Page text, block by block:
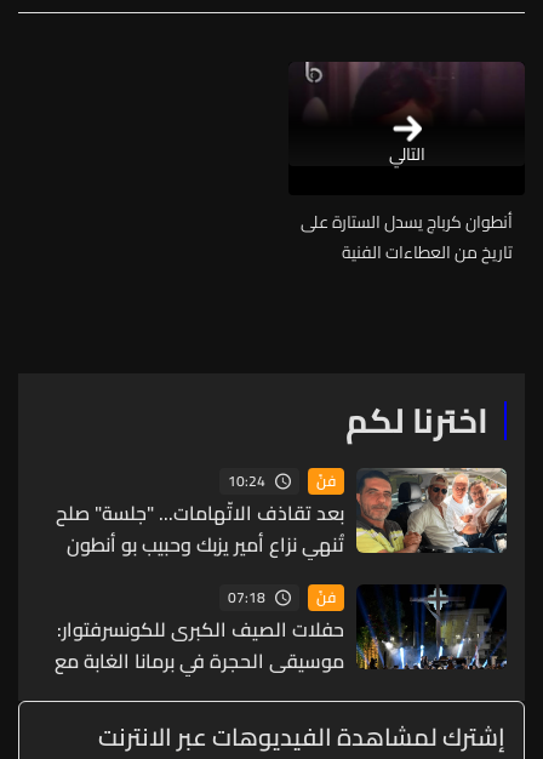
التالي
أنطوان كرباج يسدل الستارة على
تاريخ من العطاءات الفنية
اخترنا لكم
فنّ 10:24
بعد تقاذف الاتّهامات... "جلسة" صلح
تُنهي نزاع أمير يزبك وحبيب بو أنطون
(صور)
فنّ 07:18
حفلات الصيف الكبرى للكونسرفتوار:
موسيقى الحجرة في برمانا الغابة مع
ثلاثي عبقرية الموسيقى الروسية
إشترك لمشاهدة الفيديوهات عبر الانترنت